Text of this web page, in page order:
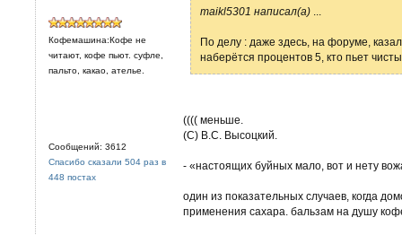
Кофемашина:Кофе не
читают, кофе пьют. суфле,
пальто, какао, ателье.
Сообщений: 3612
Спасибо сказали 504 раз в
448 постах
maikl5301 написал(а)
По делу : даже здесь, на форуме,
наберётся процентов 5, кто пьет
(((( меньше.
(C) В.С. Высоцкий.
- «настоящих буйных мало, вот и нету
один из показательных случаев, когда
применения сахара. бальзам на душу